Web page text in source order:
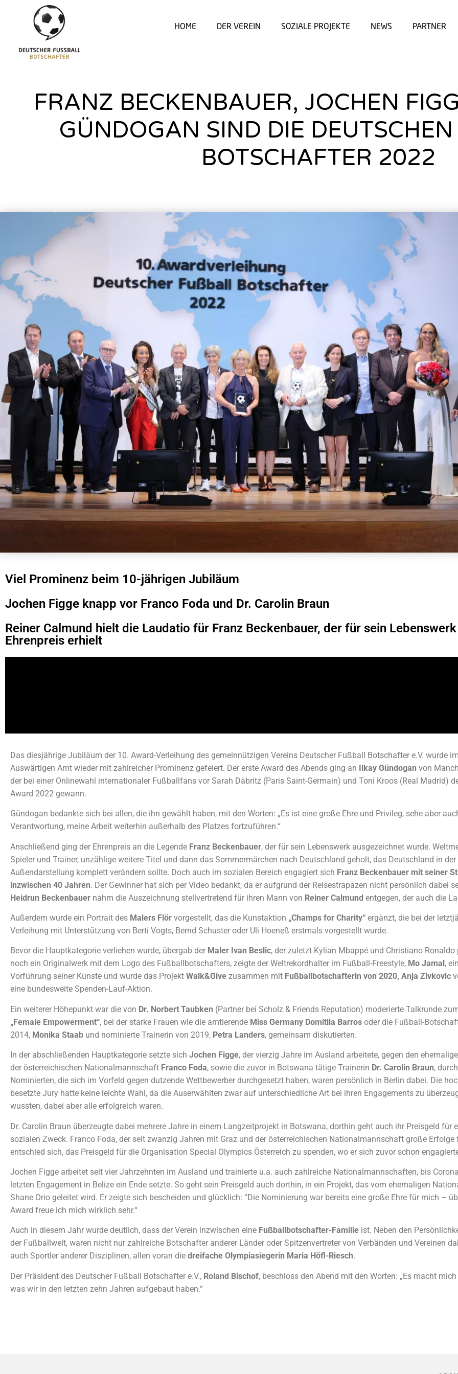
HOME DER VEREIN SOZIALE PROJEKTE NEWS PARTNER
FRANZ BECKENBAUER, JOCHEN
GÜNDOGAN SIND DIE
BOTSCHAFTER 2022
Viel Prominenz beim 10-jährigen Jubiläum
Jochen Figge knapp vor Franco Foda und Dr. Carolin Braun
Reiner Calmund hielt die Laudatio für Franz Beckenbauer, der für sein
Ehrenpreis erhielt
Das diesjährige Jubiläum der 10. Award-Verleihung des gemeinnützigen Vereins Deutscher Fußball Botschafter e.V. wurde
Auswärtigen Amt wieder mit zahlreicher Prominenz gefeiert. Der erste Award des Abends ging an Ilkay Gündogan von
der bei einer Onlinewahl internationaler Fußballfans vor Sarah Däbritz (Paris Saint-Germain) und Toni Kroos (Real Madrid)
Award 2022 gewann.
Gündogan bedankte sich bei allen, die ihn gewählt haben, mit den Worten: „Es ist eine große Ehre und Privileg, sehe aber
Verantwortung, meine Arbeit weiterhin außerhalb des Platzes fortzuführen.“
Anschließend ging der Ehrenpreis an die Legende Franz Beckenbauer, der für sein Lebenswerk ausgezeichnet wurde.
Spieler und Trainer, unzählige weitere Titel und dann das Sommermärchen nach Deutschland geholt, das Deutschland in der
Außendarstellung komplett verändern sollte. Doch auch im sozialen Bereich engagiert sich Franz Beckenbauer mit seiner
inzwischen 40 Jahren. Der Gewinner hat sich per Video bedankt, da er aufgrund der Reisestrapazen nicht persönlich dabei
Heidrun Beckenbauer nahm die Auszeichnung stellvertretend für ihren Mann von Reiner Calmund entgegen, der auch die
Außerdem wurde ein Portrait des Malers Flör vorgestellt, das die Kunstaktion „Champs for Charity“ ergänzt, die bei der
Verleihung mit Unterstützung von Berti Vogts, Bernd Schuster oder Uli Hoeneß erstmals vorgestellt wurde.
Bevor die Hauptkategorie verliehen wurde, übergab der Maler Ivan Beslic, der zuletzt Kylian Mbappé und Christiano Ronaldo
noch ein Originalwerk mit dem Logo des Fußballbotschafters, zeigte der Weltrekordhalter im Fußball-Freestyle, Mo Jamal ,
Vorführung seiner Künste und wurde das Projekt Walk&Give zusammen mit Fußballbotschafterin von 2020, Anja Zivkovic
eine bundesweite Spenden-Lauf-Aktion.
Ein weiterer Höhepunkt war die von Dr. Norbert Taubken (Partner bei Scholz & Friends Reputation) moderierte Talkrunde
„Female Empowerment“, bei der starke Frauen wie die amtierende Miss Germany Domitila Barros oder die Fußball-
2014, Monika Staab und nominierte Trainerin von 2019, Petra Landers, gemeinsam diskutierten.
In der abschließenden Hauptkategorie setzte sich Jochen Figge, der vierzig Jahre im Ausland arbeitete, gegen den
der österreichischen Nationalmannschaft Franco Foda, sowie die zuvor in Botswana tätige Trainerin Dr. Carolin Braun,
Nominierten, die sich im Vorfeld gegen dutzende Wettbewerber durchgesetzt haben, waren persönlich in Berlin dabei. Die
besetzte Jury hatte keine leichte Wahl, da die Auserwählten zwar auf unterschiedliche Art bei ihren Engagements zu
wussten, dabei aber alle erfolgreich waren.
Dr. Carolin Braun überzeugte dabei mehrere Jahre in einem Langzeitprojekt in Botswana, dorthin geht auch ihr Preisgeld für
sozialen Zweck. Franco Foda, der seit zwanzig Jahren mit Graz und der österreichischen Nationalmannschaft große Erfolge
entschied sich, das Preisgeld für die Organisation Special Olympics Österreich zu spenden, wo er sich zuvor schon
Jochen Figge arbeitet seit vier Jahrzehnten im Ausland und trainierte u.a. auch zahlreiche Nationalmannschaften, bis
letzten Engagement in Belize ein Ende setzte. So geht sein Preisgeld auch dorthin, in ein Projekt, das vom ehemaligen
Shane Orio geleitet wird. Er zeigte sich bescheiden und glücklich: “Die Nominierung war bereits eine große Ehre für mich –
Award freue ich mich wirklich sehr.“
Auch in diesem Jahr wurde deutlich, dass der Verein inzwischen eine Fußballbotschafter-Familie ist. Neben den
der Fußballwelt, waren nicht nur zahlreiche Botschafter anderer Länder oder Spitzenvertreter von Verbänden und Vereinen
auch Sportler anderer Disziplinen, allen voran die dreifache Olympiasiegerin Maria Höfl-Riesch.
Der Präsident des Deutscher Fußball Botschafter e.V., Roland Bischof, beschloss den Abend mit den Worten: „Es macht
was wir in den letzten zehn Jahren aufgebaut haben.“